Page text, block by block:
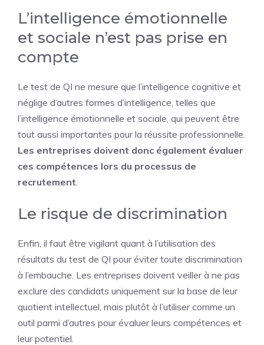
L’intelligence émotionnelle
et sociale n’est pas prise en
compte
Le test de QI ne mesure que l’intelligence cognitive et
néglige d’autres formes d’intelligence, telles que
l’intelligence émotionnelle et sociale, qui peuvent être
tout aussi importantes pour la réussite professionnelle.
Les entreprises doivent donc également évaluer
ces compétences lors du processus de
recrutement
Le risque de discrimination
Enfin, il faut être vigilant quant à l’utilisation des
résultats du test de QI pour éviter toute discrimination
à l’embauche. Les entreprises doivent veiller à ne pas
exclure des candidats uniquement sur la base de leur
quotient intellectuel, mais plutôt à l’utiliser comme un
outil parmi d’autres pour évaluer leurs compétences et
leur potentiel.